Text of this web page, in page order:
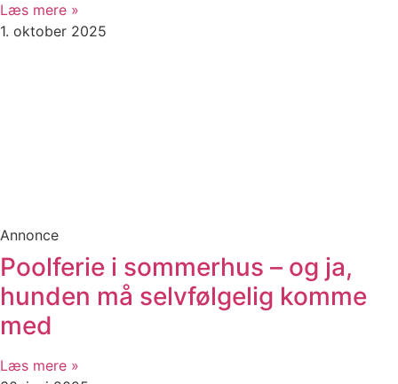
Læs mere »
1. oktober 2025
Annonce
Poolferie i sommerhus – og ja,
hunden må selvfølgelig komme
med
Læs mere »